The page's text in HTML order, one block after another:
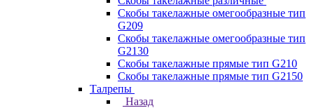
Скобы такелажные омегообразные тип
G209
Скобы такелажные омегообразные тип
G2130
Скобы такелажные прямые тип G210
Скобы такелажные прямые тип G2150
Талрепы
Назад